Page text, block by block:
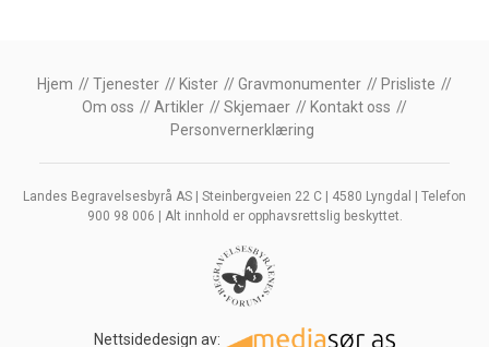
Hjem Tjenester Kister Gravmonumenter
Prisliste
Om oss
Artikler Skjemaer
Kontakt oss
Personvernerklæring
Landes Begravelsesbyrå AS | Steinbergveien 22 C | 4580 Lyngdal | Telefon
900 98 006 | Alt innhold er opphavsrettslig beskyttet.
Nettsidedesign av: